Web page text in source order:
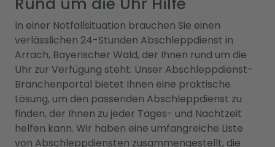
In einer Notfallsituation brauchen Sie einen
verlässlichen 24-Stunden Abschleppdienst in
Arrach, Bayerischer Wald, der Ihnen rund um die
Uhr zur Verfügung steht. Unser Abschleppdienst-
Branchenportal bietet Ihnen eine praktische
Lösung, um den passenden Abschleppdienst zu
finden, der Ihnen zu jeder Tages- und Nachtzeit
helfen kann. Wir haben eine umfangreiche Liste
von Abschleppdiensten zusammengestellt, die